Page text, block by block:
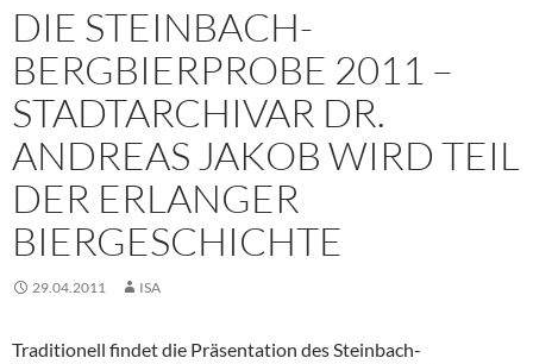
DIE STEINBACH-
BERGBIERPROBE 2011 –
STADTARCHIVAR DR.
ANDREAS JAKOB WIRD TEIL
DER ERLANGER
BIERGESCHICHTE
29.04.2011 ISA
Traditionell findet die Präsentation des Steinbach-